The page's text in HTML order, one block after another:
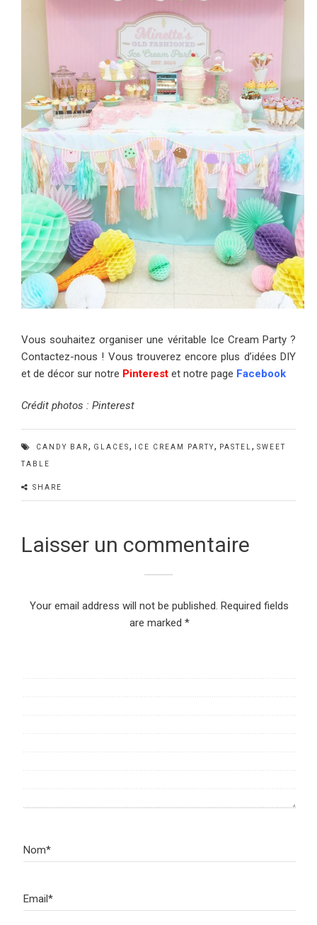
Vous souhaitez organiser une véritable Ice Cream Party ?
Contactez-nous ! Vous trouverez encore plus d’idées DIY
et de décor sur notre Pinterest et notre page Facebook
Crédit photos : Pinterest
CANDY BAR, GLACES, ICE CREAM PARTY, PASTEL , SWEET
TABLE
SHARE
Laisser un commentaire
Your email address will not be published. Required fields
are marked *